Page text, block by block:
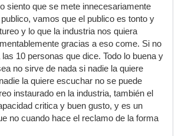
siento que se mete innecesariamente
vamos que el publico es tonto y
y lo que la industria nos quiera
gracias a eso come. Si no
10 personas que dice. Todo lo buena y
no sirve de nada si nadie la quiere
la quiere escuchar no se puede
instaurado en la industria, también el
critica y buen gusto, y es un
no cuando hace el reclamo de la forma